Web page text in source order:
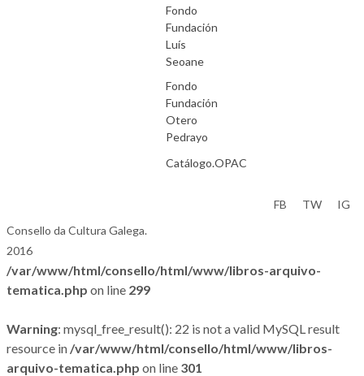
Fondo
Fundación
Luís
Seoane
Fondo
Fundación
Otero
Pedrayo
Catálogo.OPAC
Consello da Cultura Galega.
2016
FB TW IG
/var/www/html/consello/html/www/libros-arquivo-
tematica.php on line 299
Warning: mysql_free_result(): 22 is not a valid MySQL result
resource in /var/www/html/consello/html/www/libros-
arquivo-tematica.php on line 301